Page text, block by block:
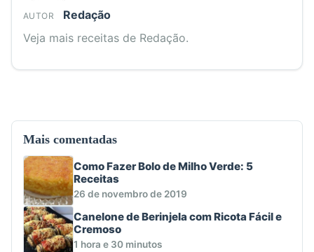
AUTOR
Redação
Veja mais receitas de Redação.
Mais comentadas
Como Fazer Bolo de Milho Verde: 5
Receitas
26 de novembro de 2019
Canelone de Berinjela com Ricota Fácil e
Cremoso
1 hora e 30 minutos